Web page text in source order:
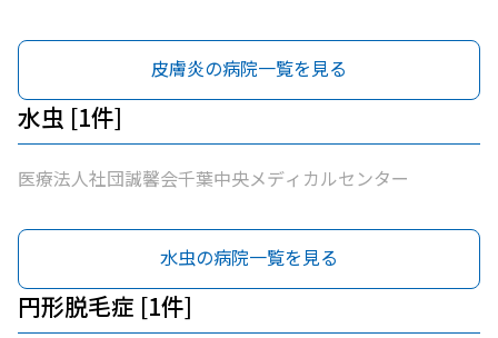
皮膚炎の病院一覧を見る
水虫 [1件]
医療法人社団誠馨会千葉中央メディカルセンター
水虫の病院一覧を見る
円形脱毛症 [1件]